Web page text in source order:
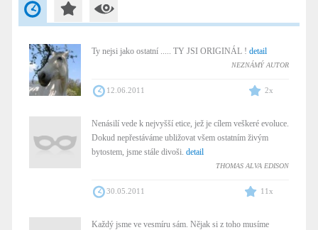
Ty nejsi jako ostatní ..... TY JSI ORIGINÁL ! detail
NEZNÁMÝ AUTOR
12.06.2011 2x
Nenásilí vede k nejvyšší etice, jež je cílem veškeré evoluce.
Dokud nepřestáváme ubližovat všem ostatním živým
bytostem, jsme stále divoši. detail
THOMAS ALVA EDISON
30.05.2011 11x
Každý jsme ve vesmíru sám. Nějak si z toho musíme